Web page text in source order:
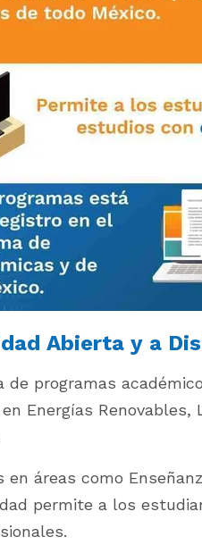
Abierta y a
de programas
Energías Renovables,
áreas como
permite a los